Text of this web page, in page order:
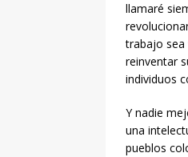
llamaré
trabajo sea
reinventar
individuos
Y nadie
una
pueblos